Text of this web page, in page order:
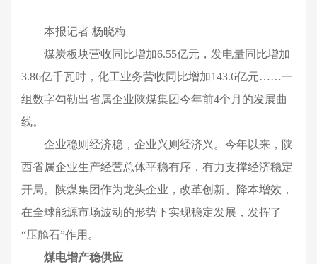
本报记者 杨晓梅
煤炭板块营收同比增加6.55亿元，发电量同比增加
3.86亿千瓦时，化工业务营收同比增加143.6亿元……一
组数字勾勒出省属企业陕煤集团今年前4个月的发展曲
线。
企业稳则经济稳，企业兴则经济兴。今年以来，陕
西省属企业生产经营总体平稳有序，有力支撑经济稳定
开局。陕煤集团作为龙头企业，改革创新、降本增效，
在全球能源市场波动的形势下实现稳定发展，发挥了
“压舱石”作用。
煤电增产稳供应